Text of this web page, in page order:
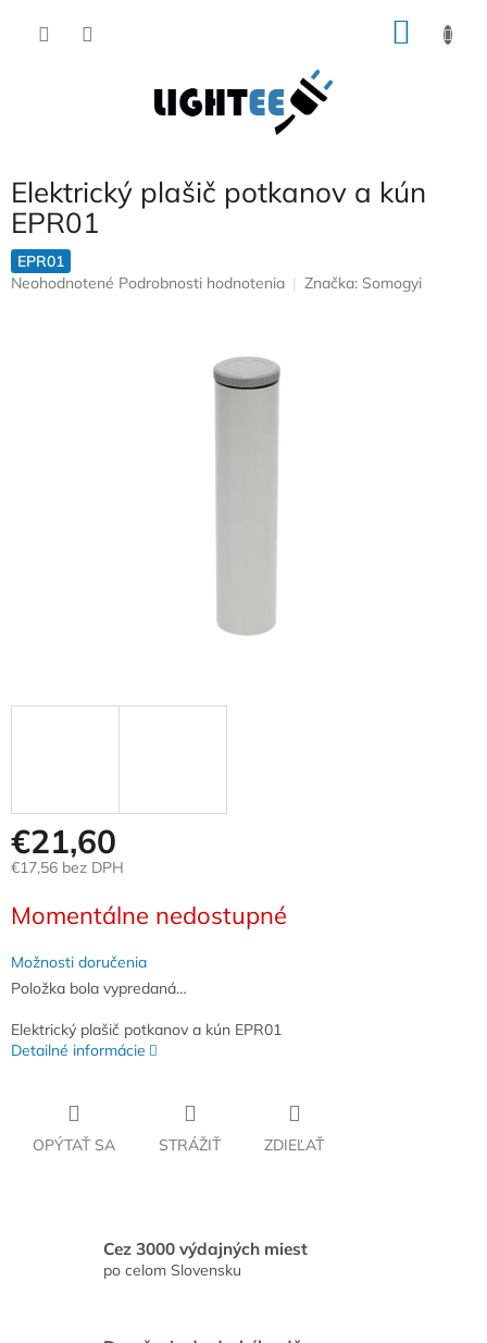
Elektrický plašič potkanov a kún
EPR01
EPR01
Priemerné
Neohodnotené Podrobnosti hodnotenia Značka: Somogyi
€21,60
€17,56 bez DPH
cena:
Momentálne nedostupné
Možnosti doručenia
Položka bola vypredaná…
Elektrický plašič potkanov a kún EPR01
Detailné informácie
OPÝTAŤ SA STRÁŽIŤ ZDIEĽAŤ
Cez 3000 výdajných miest
po celom Slovensku